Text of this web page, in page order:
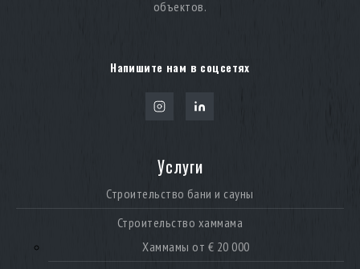
объектов.
Напишите нам в соцсетях
Услуги
Строительство бани и сауны
Строительство хаммама
Хаммамы от € 20 000